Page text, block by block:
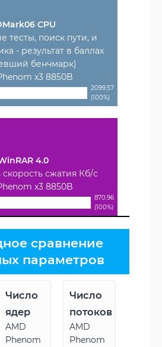
CPU
тесты, поиск пути, и
- результат в баллах
бенчмарк)
x3 8850B
2099.57
(100%)
4.0
сжатия Кб/с
x3 8850B
870.96
(100%)
сравнение
параметров
Число
ядер
AMD
Phenom
Число
потоков
AMD
Phenom